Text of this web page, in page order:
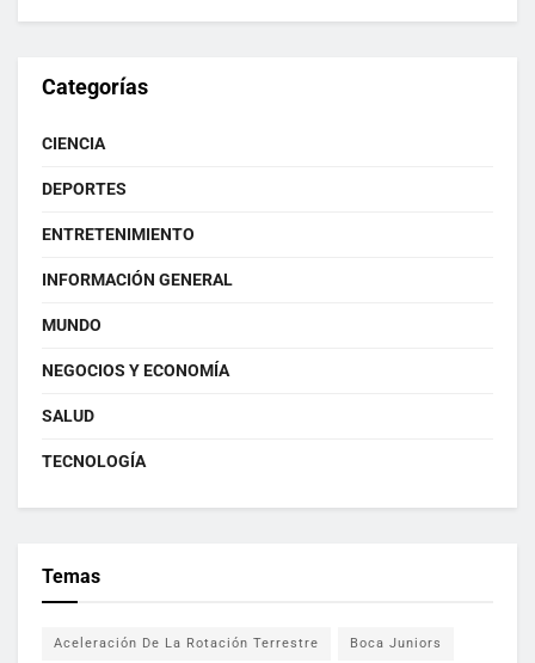
Categorías
CIENCIA
DEPORTES
ENTRETENIMIENTO
INFORMACIÓN GENERAL
MUNDO
NEGOCIOS Y ECONOMÍA
SALUD
TECNOLOGÍA
Temas
Aceleración De La Rotación Terrestre Boca Juniors